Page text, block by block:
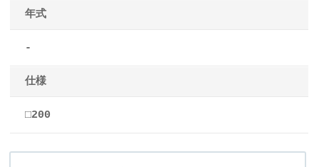
年式
-
仕様
□200